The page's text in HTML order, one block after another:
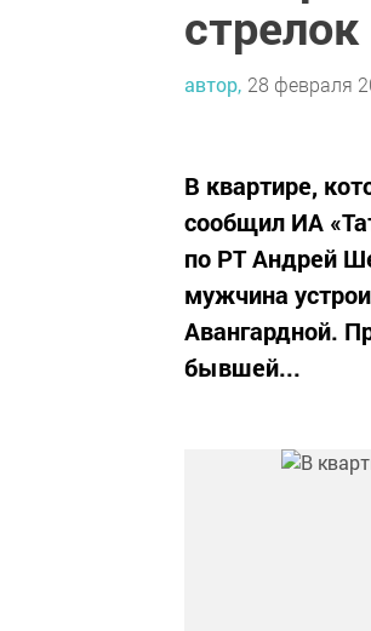
автор, 28 февраля
В квартире,
сообщил ИА
по РТ Андрей
мужчина
Авангардной.
бывшей...